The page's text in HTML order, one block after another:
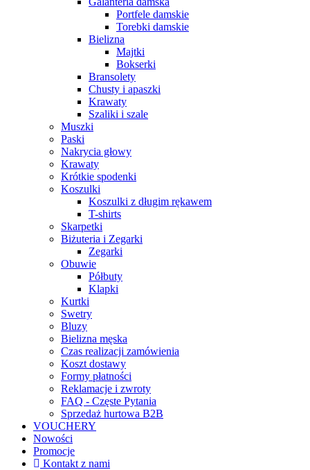
Portfele damskie
Torebki damskie
Bielizna
Majtki
Bokserki
Bransolety
Chusty i apaszki
Krawaty
Szaliki i szale
Muszki
Paski
Nakrycia głowy
Krawaty
Krótkie spodenki
Koszulki
Koszulki z długim rękawem
T-shirts
Skarpetki
Biżuteria i Zegarki
Zegarki
Obuwie
Półbuty
Klapki
Kurtki
Swetry
Bluzy
Bielizna męska
Czas realizacji zamówienia
Koszt dostawy
Formy płatności
Reklamacje i zwroty
FAQ - Częste Pytania
Sprzedaż hurtowa B2B
VOUCHERY
Nowości
Promocje
Kontakt z nami